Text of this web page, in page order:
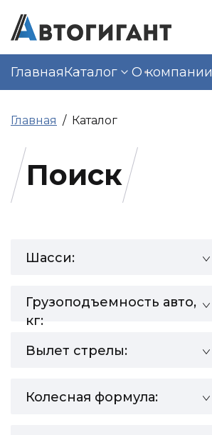
ГлавнаяКаталог О компании
Главная Каталог
Поиск
Шасси:
Грузоподъемность авто,
кг:
Вылет стрелы:
Колесная формула: